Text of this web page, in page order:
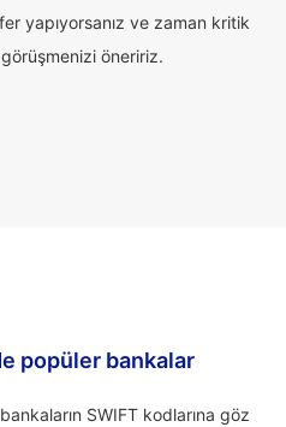
yapıyorsanız ve zaman kritik
öneririz.
popüler bankalar
SWIFT kodlarına göz